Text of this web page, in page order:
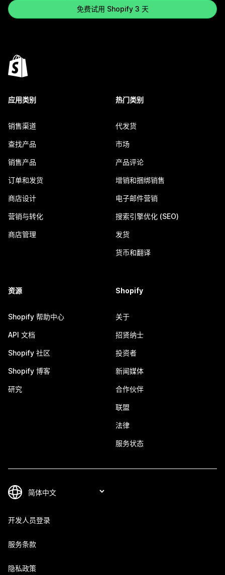
免费试用 Shopify 3 天
应用类别
销售渠道
查找产品
销售产品
订单和发货
商店设计
营销与转化
商店管理
热门类别
代发货
市场
产品评论
增销和捆绑销售
电子邮件营销
搜索引擎优化 (SEO)
发货
货币和翻译
资源
Shopify 帮助中心
API 文档
Shopify 社区
Shopify 博客
研究
Shopify
关于
招贤纳士
投资者
新闻媒体
合作伙伴
联盟
法律
服务状态
开发人员登录
服务条款
隐私政策